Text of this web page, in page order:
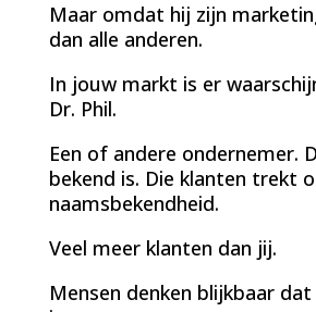
Maar omdat hij zijn
dan alle anderen.
In jouw markt is er
Dr. Phil.
Een of andere ondernemer.
bekend is. Die klanten trekt
naamsbekendheid.
Veel meer klanten dan jij.
Mensen denken blijkbaar